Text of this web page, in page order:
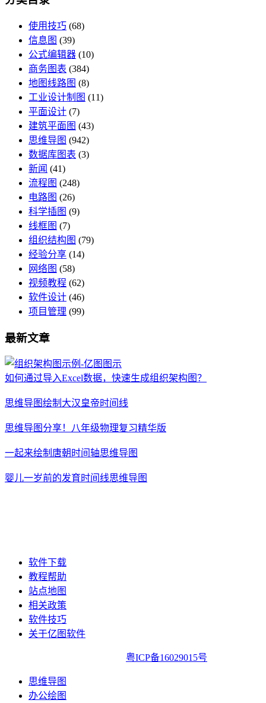
使用技巧 (68)
信息图 (39)
公式编辑器 (10)
商务图表 (384)
地图线路图 (8)
工业设计制图 (11)
平面设计 (7)
建筑平面图 (43)
思维导图 (942)
数据库图表 (3)
新闻 (41)
流程图 (248)
电路图 (26)
科学插图 (9)
线框图 (7)
组织结构图 (79)
经验分享 (14)
网络图 (58)
视频教程 (62)
软件设计 (46)
项目管理 (99)
最新文章
如何通过导入Excel数据，快速生成组织架构图？
思维导图绘制大汉皇帝时间线
思维导图分享！八年级物理复习精华版
一起来绘制唐朝时间轴思维导图
婴儿一岁前的发育时间线思维导图
软件下载
教程帮助
站点地图
相关政策
软件技巧
关于亿图软件
粤ICP备16029015号
思维导图
办公绘图